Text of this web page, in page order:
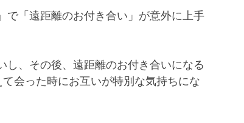
で「遠距離のお付き合い」が意外に上手
し、その後、遠距離のお付き合いになる
会った時にお互いが特別な気持ちにな